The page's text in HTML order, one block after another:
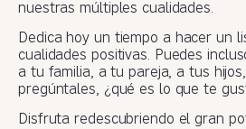
nuestras múltiples cualidades.
Dedica hoy un tiempo a hacer un
cualidades positivas. Puedes
a tu familia, a tu pareja, a tus
pregúntales, ¿qué es lo que te
Disfruta redescubriendo el gran